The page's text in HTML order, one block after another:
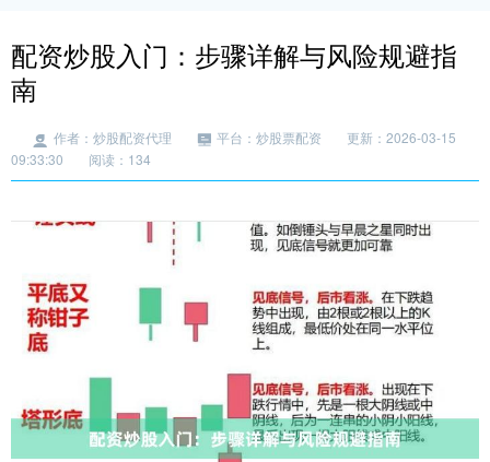
配资炒股入门：步骤详解与风险规避指
南
作者：炒股配资代理 平台：炒股票配资
更新：2026-03-15
09:33:30
阅读：134